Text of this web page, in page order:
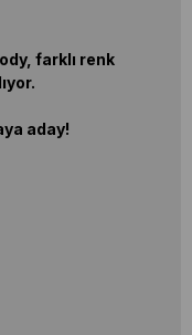
farklı renk
aday!